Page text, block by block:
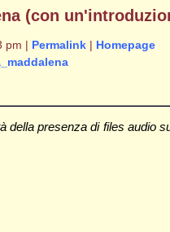
(con
pm | Permalink| Homepage
presenza di files audio